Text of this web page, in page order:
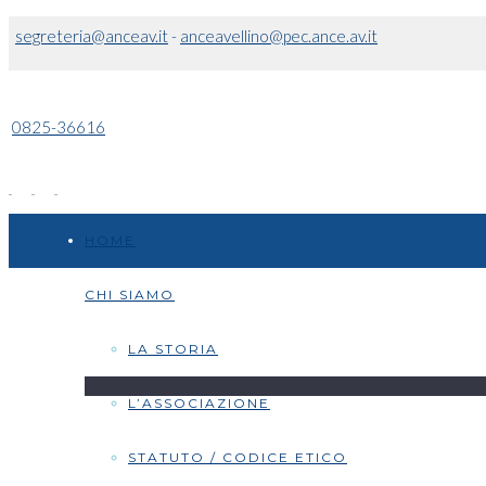
segreteria@anceav.it- anceavellino@pec.ance.av.it
0825-36616
CHI SIAMO
LA STORIA
L’ASSOCIAZIONE
STATUTO / CODICE ETICO